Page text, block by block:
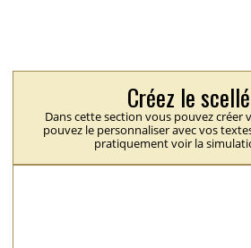
Créez le
Dans cette section vous pouvez
pouvez le personnaliser avec vos
pratiquement voir la